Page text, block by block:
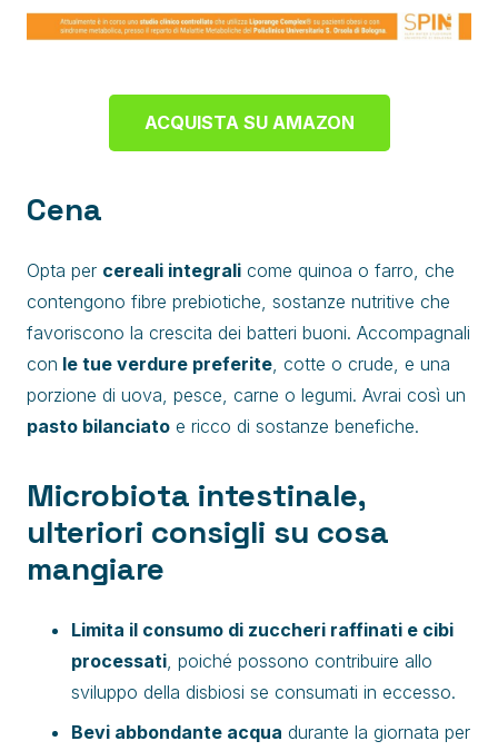
ACQUISTA SU AMAZON
Cena
Opta per cereali integrali come quinoa o farro, che
contengono fibre prebiotiche, sostanze nutritive che
favoriscono la crescita dei batteri buoni. Accompagnali
con le tue verdure preferite, cotte o crude, e una
porzione di uova, pesce, carne o legumi. Avrai così un
pasto bilanciato e ricco di sostanze benefiche.
Microbiota intestinale,
ulteriori consigli su cosa
mangiare
Limita il consumo di zuccheri raffinati e cibi
processati, poiché possono contribuire allo
sviluppo della disbiosi se consumati in eccesso.
Bevi abbondante acqua durante la giornata per